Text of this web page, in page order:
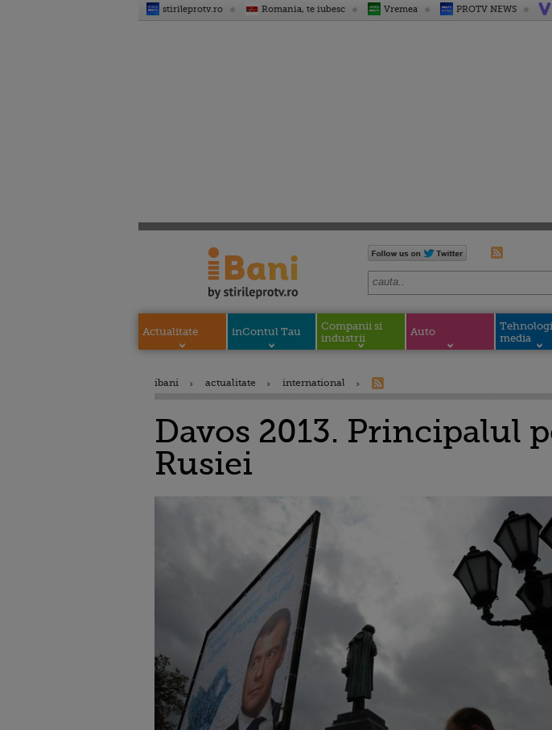
stirileprotv.ro Romania, te iubesc Vremea PROTV NEWS
Actualitate inContul Tau
Companii si
industrii
Auto
media
ibani actualitate international
Davos 2013. Principalul
Rusiei